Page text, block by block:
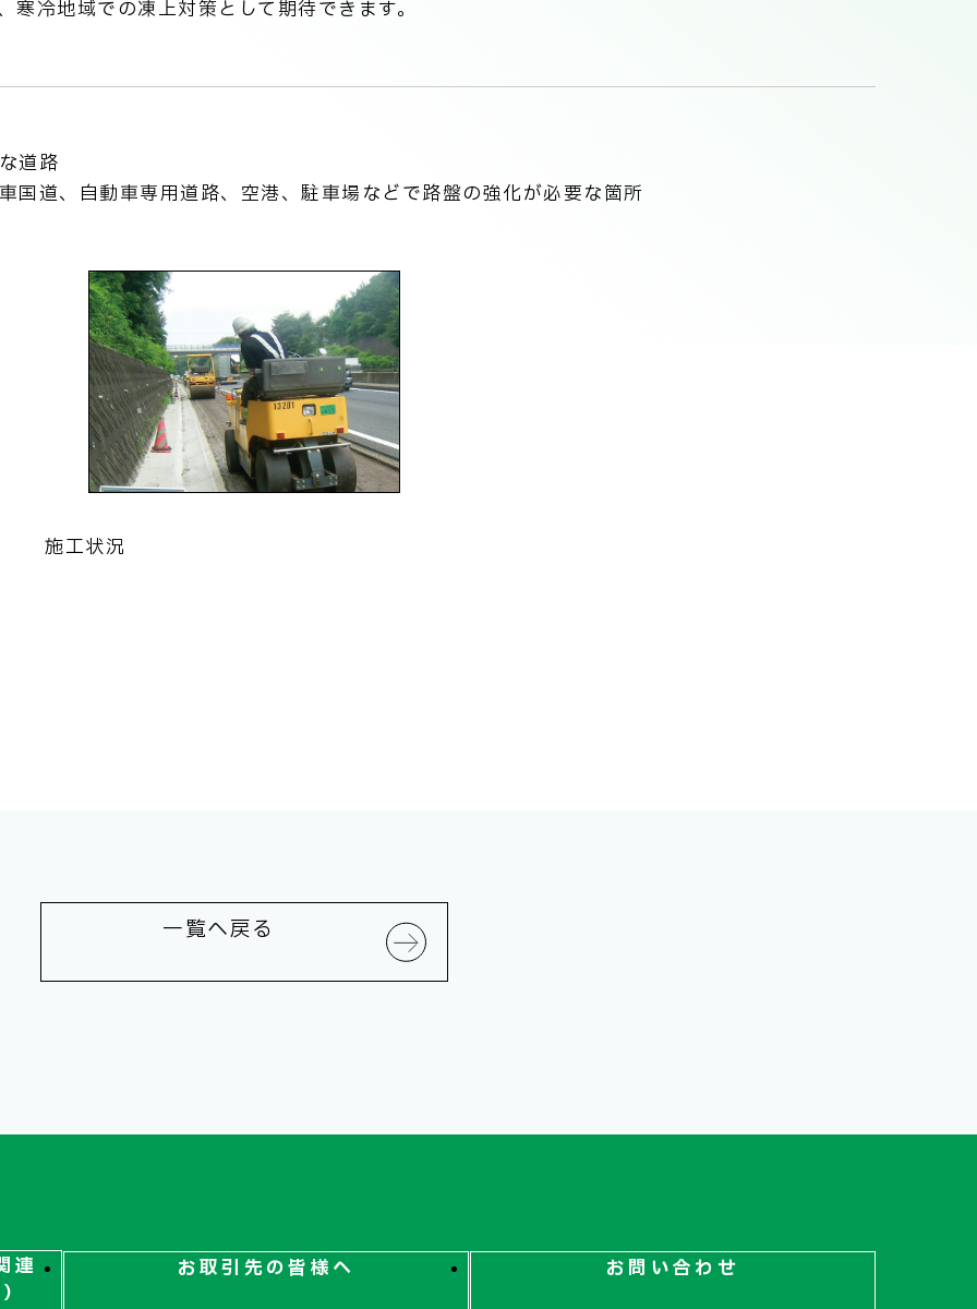
寒冷地域での凍上対策として期待できます。
道路
国道、自動車専用道路、空港、駐車場などで路盤の強化が必要な箇所
施工状況
一覧へ戻る
連
お取引先の皆様へ お問い合わせ